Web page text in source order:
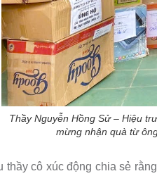
Thầy Nguyễn Hồng Sử – Hiệu
mừng nhận quà từ
thầy cô xúc động chia sẻ